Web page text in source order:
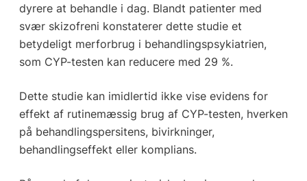
dyrere at behandle i dag. Blandt patienter med
svær skizofreni konstaterer dette studie et
betydeligt merforbrug i behandlingspsykiatrien,
som CYP-testen kan reducere med 29 %.
Dette studie kan imidlertid ikke vise evidens for
effekt af rutinemæssig brug af CYP-testen, hverken
på behandlingspersitens, bivirkninger,
behandlingseffekt eller komplians.